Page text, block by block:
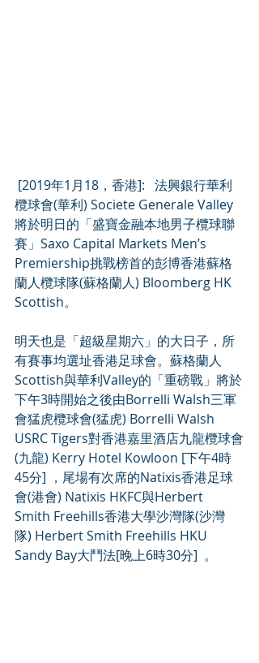
欖球會(華利) Societe Generale Valley
將於明日的「盛寶金融本地男子欖球聯
賽」Saxo Capital Markets Men’s
Premiership挑戰榜首的彭博香港蘇格
蘭人欖球隊(蘇格蘭人) Bloomberg HK
Scottish。
明天也是「超級星期六」的大日子，所
有賽事均選址香港足球會。蘇格蘭人
Scottish與華利Valley的「重磅戰」將於
下午3時開始之後由Borrelli Walsh三軍
會猛虎欖球會(猛虎) Borrelli Walsh
USRC Tigers對香港嘉里酒店九龍欖球會
(九龍) Kerry Hotel Kowloon [下午4時
45分] ，尾場有次席的Natixis香港足球
會(港會) Natixis HKFC與Herbert
Smith Freehills香港大學沙灣隊(沙灣
隊) Herbert Smith Freehills HKU
Sandy Bay大鬥法[晚上6時30分]  。